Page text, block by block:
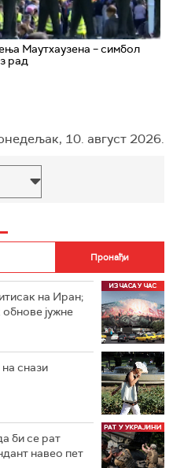
Маутхаузена – симбол
рад
10. август 2026.
на Иран;
јужне
снази
би се рат
навео пет